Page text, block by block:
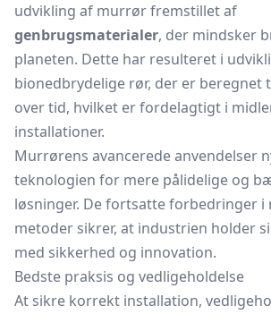
udvikling af murrør fremstillet af
genbrugsmaterialer, der mindsker
planeten. Dette har resulteret i
bionedbrydelige rør, der er beregnet
over tid, hvilket er fordelagtigt i
installationer.
Murrørens avancerede anvendelser
teknologien for mere pålidelige og
løsninger. De fortsatte forbedringer i
metoder sikrer, at industrien holder
med sikkerhed og innovation.
Bedste praksis og vedligeholdelse
At sikre korrekt installation,